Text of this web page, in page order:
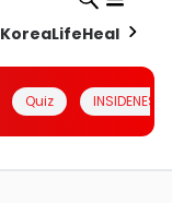
KoreaLifeHealth
Quiz INSIDENESIA